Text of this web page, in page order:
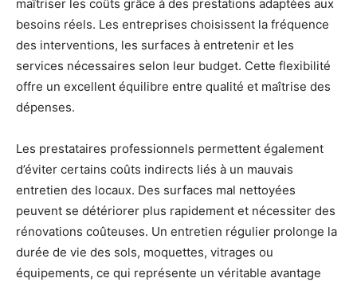
maîtriser les coûts grâce à des prestations adaptées aux
besoins réels. Les entreprises choisissent la fréquence
des interventions, les surfaces à entretenir et les
services nécessaires selon leur budget. Cette flexibilité
offre un excellent équilibre entre qualité et maîtrise des
dépenses.
Les prestataires professionnels permettent également
d’éviter certains coûts indirects liés à un mauvais
entretien des locaux. Des surfaces mal nettoyées
peuvent se détériorer plus rapidement et nécessiter des
rénovations coûteuses. Un entretien régulier prolonge la
durée de vie des sols, moquettes, vitrages ou
équipements, ce qui représente un véritable avantage